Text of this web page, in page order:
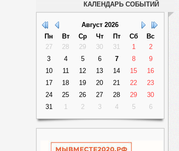
КАЛЕНДАРЬ СОБЫТИЙ
Август 2026
Пн
Вт Ср Чт Пт Сб
Вс
27
28 29 30 31 1
2
3
4 5 6 7 8
9
10
11 12 13 14 15
16
17
18 19 20 21 22
23
24
25 26 27 28 29
30
31
1 2 3 4 5 6